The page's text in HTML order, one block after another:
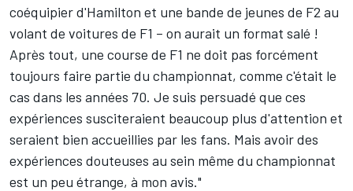
coéquipier d'Hamilton et une bande de jeunes de F2 au
volant de voitures de F1 – on aurait un format salé !
Après tout, une course de F1 ne doit pas forcément
toujours faire partie du championnat, comme c'était le
cas dans les années 70. Je suis persuadé que ces
expériences susciteraient beaucoup plus d'attention et
seraient bien accueillies par les fans. Mais avoir des
expériences douteuses au sein même du championnat
est un peu étrange, à mon avis."